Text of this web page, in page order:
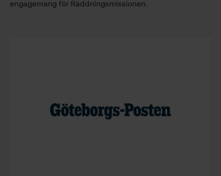
engagemang för Räddningsmissionen.